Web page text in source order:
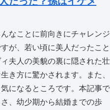
なことに前向きにチャレンジ
が、若い頃に美人だったこと
夫人の美貌の裏に隠された壮
き方に驚かされます。また、
になるところです。本記事で
、幼少期から結婚までの歩